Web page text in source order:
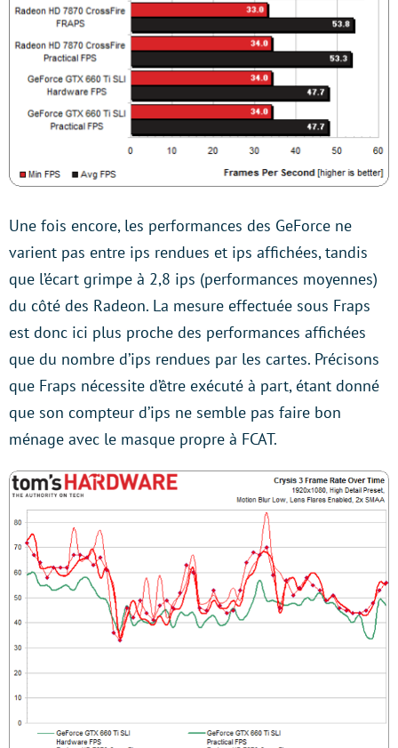
Une fois encore, les performances des GeForce ne
varient pas entre ips rendues et ips affichées, tandis
que l’écart grimpe à 2,8 ips (performances moyennes)
du côté des Radeon. La mesure effectuée sous Fraps
est donc ici plus proche des performances affichées
que du nombre d’ips rendues par les cartes. Précisons
que Fraps nécessite d’être exécuté à part, étant donné
que son compteur d’ips ne semble pas faire bon
ménage avec le masque propre à FCAT.